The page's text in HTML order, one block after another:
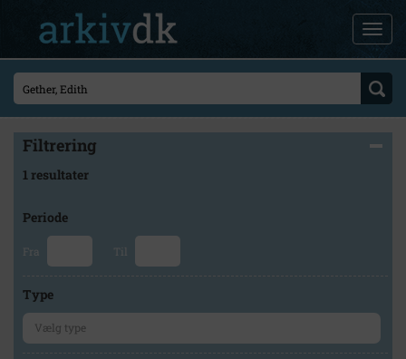
Filtrering
1 resultater
Periode
Fra Til
Type